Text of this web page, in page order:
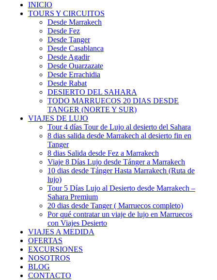
INICIO
TOURS Y CIRCUITOS
Desde Marrakech
Desde Fez
Desde Tanger
Desde Casablanca
Desde Agadir
Desde Ouarzazate
Desde Errachidia
Desde Rabat
DESIERTO DEL SAHARA
TODO MARRUECOS 20 DIAS DESDE
TANGER (NORTE Y SUR)
VIAJES DE LUJO
Tour 4 días Tour de Lujo al desierto del Sahara
8 dias salida desde Marrakech al desierto fin en
Tanger
8 dias Salida desde Fez a Marrakech
Viaje 8 Días Lujo desde Tánger a Marrakech
10 dias desde Tánger Hasta Marrakech (Ruta de
lujo)
Tour 5 Días Lujo al Desierto desde Marrakech –
Sahara Premium
20 dias desde Tanger ( Marruecos completo)
Por qué contratar un viaje de lujo en Marruecos
con Viajes Desierto
VIAJES A MEDIDA
OFERTAS
EXCURSIONES
NOSOTROS
BLOG
CONTACTO